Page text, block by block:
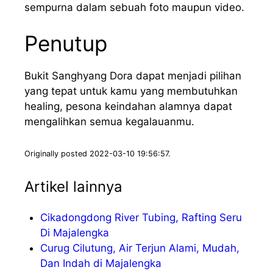
sempurna dalam sebuah foto maupun video.
Penutup
Bukit Sanghyang Dora dapat menjadi pilihan
yang tepat untuk kamu yang membutuhkan
healing, pesona keindahan alamnya dapat
mengalihkan semua kegalauanmu.
Originally posted 2022-03-10 19:56:57.
Artikel lainnya
Cikadongdong River Tubing, Rafting Seru
Di Majalengka
Curug Cilutung, Air Terjun Alami, Mudah,
Dan Indah di Majalengka